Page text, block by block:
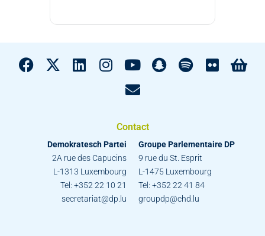
Contact
Demokratesch Partei
2A rue des Capucins
L-1313 Luxembourg
Tel: +352 22 10 21
secretariat@dp.lu
Groupe Parlementaire DP
9 rue du St. Esprit
L-1475 Luxembourg
Tel: +352 22 41 84
groupdp@chd.lu